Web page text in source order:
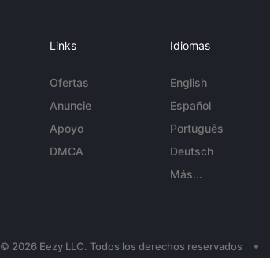
Links
Ofertas
Anuncie
Apoyo
DMCA
Idiomas
English
Español
Português
Deutsch
Más...
© 2026 Eezy LLC. Todos los derechos reservados •